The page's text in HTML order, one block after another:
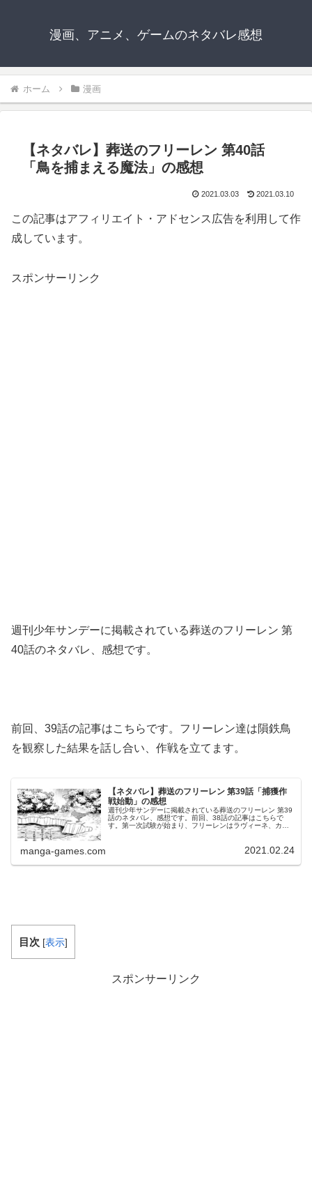
漫画、アニメ、ゲームのネタバレ感想
ホーム 漫画
【ネタバレ】葬送のフリーレン 第40話
「鳥を捕まえる魔法」の感想
2021.03.03 2021.03.10
この記事はアフィリエイト・アドセンス広告を利用して作
成しています。
スポンサーリンク
週刊少年サンデーに掲載されている葬送のフリーレン 第
40話のネタバレ、感想です。
前回、39話の記事はこちらです。フリーレン達は隕鉄鳥
を観察した結果を話し合い、作戦を立てます。
【ネタバレ】葬送のフリーレン 第39話「捕獲作
戦始動」の感想
週刊少年サンデーに掲載されている葬送のフリーレン 第39
話のネタバレ、感想です。前回、38話の記事はこちらで
す。第一次試験が始まり、フリーレンはラヴィーネ、カン
manga-games.com 2021.02.24
目次 [表示]
スポンサーリンク